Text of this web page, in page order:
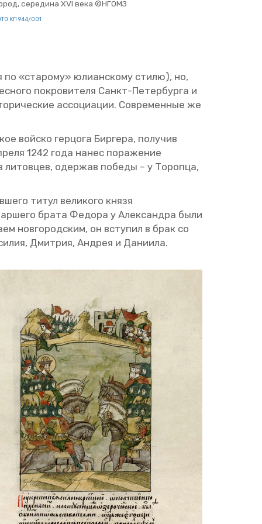
се­ре­ди­на XVI века ©НГОМЗ
КП 944/001
по «ста­ро­му» юли­ан­ско­му стилю), но,
по­кро­ви­те­ля Санкт-Пе­тер­бур­га и
ас­со­ци­а­ции. Со­вре­мен­ные же
вой­ско гер­цо­га Бир­ге­ра, по­лу­чив
1242 года нанес по­ра­же­ние
ли­тов­цев, одер­жав по­бе­ды – у То­роп­ца,
титул ве­ли­ко­го князя
брата Фе­до­ра у Алек­сандра были
нов­го­род­ским, он всту­пил в брак со
Дмит­рия, Ан­дрея и Да­ни­и­ла.